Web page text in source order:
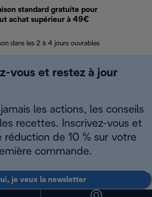
standard gratuite pour
achat supérieur à 49€
dans les 2 à 4 jours ouvrables
vous et restez à jour
les actions, les conseils
recettes. Inscrivez-vous et
réduction de 10 % sur votre
commande.
je veux la newsletter